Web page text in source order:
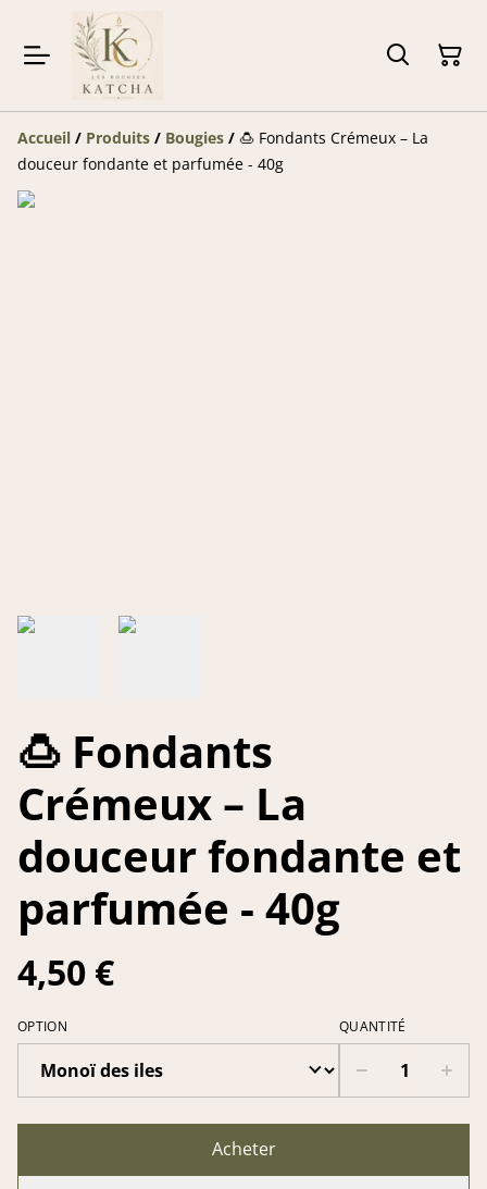
Accueil / Produits / Bougies / 🍮 Fondants Crémeux – La
douceur fondante et parfumée - 40g
🍮 Fondants
Crémeux – La
douceur fondante et
parfumée - 40g
4,50 €
OPTION QUANTITÉ
Acheter